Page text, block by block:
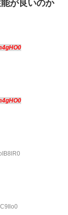
が良いのか